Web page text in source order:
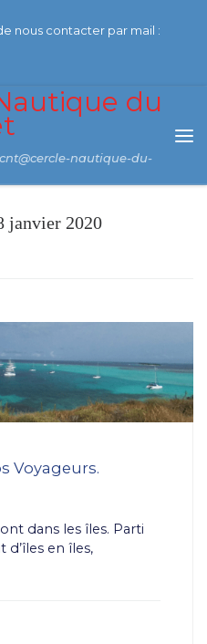
nous contacter par mail :
du
cnt@cercle-nautique-du-
janvier 2020
Voyageurs.
dans les îles. Parti
d’îles en îles,